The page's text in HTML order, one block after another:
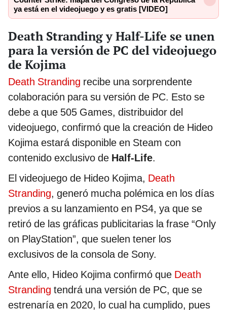
ya está en el videojuego y es gratis [VIDEO]
Death Stranding y Half-Life se unen
para la versión de PC del videojuego
de Kojima
Death Stranding recibe una sorprendente
colaboración para su versión de PC. Esto se
debe a que 505 Games, distribuidor del
videojuego, confirmó que la creación de Hideo
Kojima estará disponible en Steam con
contenido exclusivo de Half-Life.
El videojuego de Hideo Kojima, Death
Stranding, generó mucha polémica en los días
previos a su lanzamiento en PS4, ya que se
retiró de las gráficas publicitarias la frase “Only
on PlayStation”, que suelen tener los
exclusivos de la consola de Sony.
Ante ello, Hideo Kojima confirmó que Death
Stranding tendrá una versión de PC, que se
estrenaría en 2020, lo cual ha cumplido, pues